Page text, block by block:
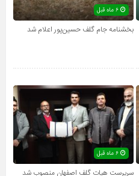
بخشنامه جام گلف حسین‌پور اعلام شد
سرپرست هیات گلف اصفهان منصوب شد